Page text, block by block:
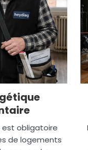
obligatoire
de logements